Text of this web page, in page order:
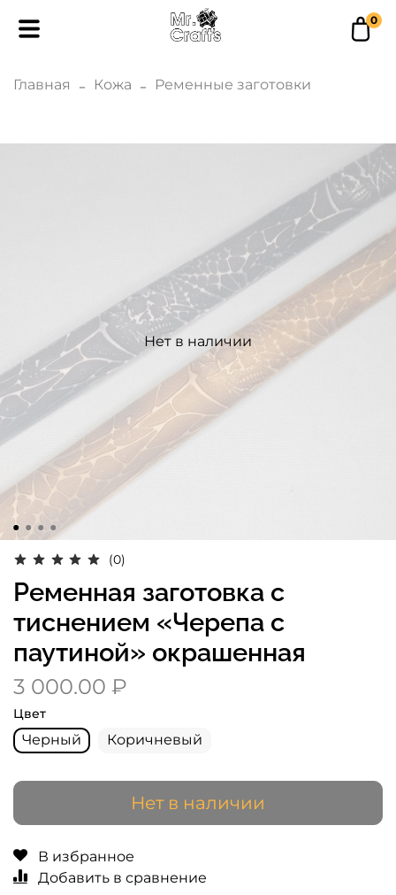
0
Главная Кожа Ременные заготовки
Нет в наличии
(0)
Ременная заготовка с
тиснением «Черепа с
паутиной» окрашенная
3 000.00 ₽
Цвет
Черный Коричневый
Нет в наличии
В избранное
Добавить в сравнение